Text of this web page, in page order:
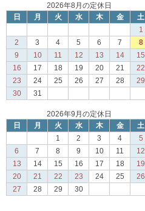
2026年8月の定休日
日
月 火 水 木 金
土
1
2
3 4 5 6 7
8
9
10 11 12 13 14
15
16
17 18 19 20 21
22
23
24 25 26 27 28
29
30
31
2026年9月の定休日
日
月 火 水 木 金
土
1
2 3 4
5
6
7 8 9 10 11
12
13
14 15 16 17 18
19
20
21 22 23 24 25
26
27
28 29 30